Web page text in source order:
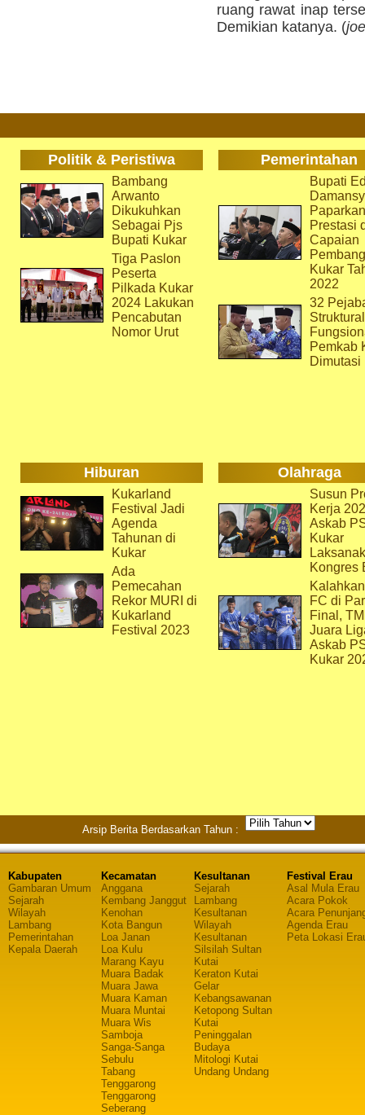
ruang rawat inap
Demikian katanya. (joe
Politik & Peristiwa Pemerintahan
Bambang
Arwanto
Dikukuhkan
Sebagai Pjs
Bupati Kukar
Tiga Paslon
Peserta
Pilkada Kukar
2024 Lakukan
Pencabutan
Nomor Urut
Bupati
Paparkan
Prestasi
Capaian
Kukar
2022
32
Pemkab
Dimutasi
Hiburan Olahraga
Kukarland
Festival Jadi
Agenda
Tahunan di
Kukar
Ada
Pemecahan
Rekor MURI di
Kukarland
Festival 2023
Susun
Kerja
Askab
Kukar
Kongres
FC di
Final,
Juara
Askab
Kukar
Arsip Berita Berdasarkan Tahun :
Kabupaten
Gambaran Umum
Sejarah
Wilayah
Lambang
Pemerintahan
Kepala Daerah
Kecamatan
Anggana
Kembang Janggut
Kenohan
Kota Bangun
Loa Janan
Loa Kulu
Marang Kayu
Muara Badak
Muara Jawa
Muara Kaman
Muara Muntai
Muara Wis
Samboja
Sanga-Sanga
Sebulu
Tabang
Tenggarong
Tenggarong
Seberang
Kesultanan
Sejarah
Lambang
Kesultanan
Wilayah
Kesultanan
Silsilah Sultan
Kutai
Keraton Kutai
Gelar
Kebangsawanan
Ketopong Sultan
Kutai
Peninggalan
Budaya
Mitologi Kutai
Undang Undang
Festival Erau
Asal Mula Erau
Acara Pokok
Acara
Agenda Erau
Peta Lokasi